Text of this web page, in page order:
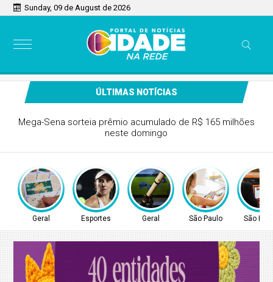
Sunday, 09 de August de 2026
ÚLTIMAS NOTÍCIAS
Tenista Bia Haddad anuncia pausa na carreira neste
segundo semestre
Geral Esportes Geral São Paulo São